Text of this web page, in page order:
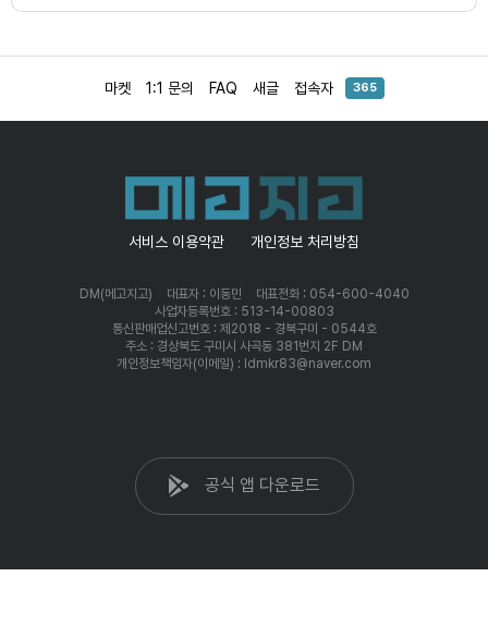
마켓 1:1 문의 FAQ 새글 접속자 365
서비스 이용약관 개인정보 처리방침
DM(메고지고) 대표자 : 이동민
대표전화 : 054-600-4040
사업자등록번호 : 513-14-00803
통신판매업신고번호 : 제2018 - 경북구미 - 0544호
주소 : 경상북도 구미시 사곡동 381번지 2F DM
개인정보책임자(이메일) : ldmkr83@naver.com
공식 앱 다운로드